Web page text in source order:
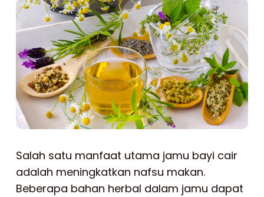
Salah satu manfaat utama jamu bayi cair
adalah meningkatkan nafsu makan.
Beberapa bahan herbal dalam jamu dapat